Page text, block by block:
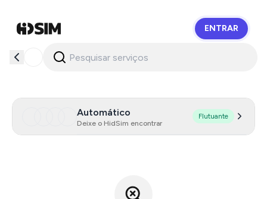
ENTRAR
Automático
Deixe o HidSim encontrar
Flutuante